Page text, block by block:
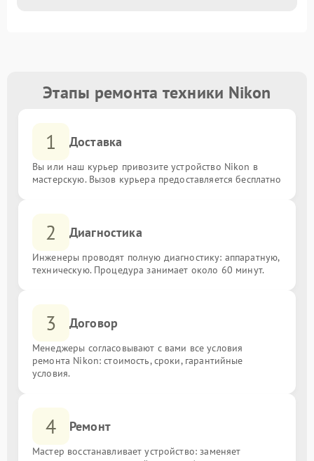
Этапы ремонта техники Nikon
1 Доставка
Вы или наш курьер привозите устройство Nikon в
мастерскую. Вызов курьера предоставляется бесплатно
2 Диагностика
Инженеры проводят полную диагностику: аппаратную,
техническую. Процедура занимает около 60 минут.
3 Договор
Менеджеры согласовывают с вами все условия
ремонта Nikon: стоимость, сроки, гарантийные
условия.
4 Ремонт
Мастер восстанавливает устройство: заменяет